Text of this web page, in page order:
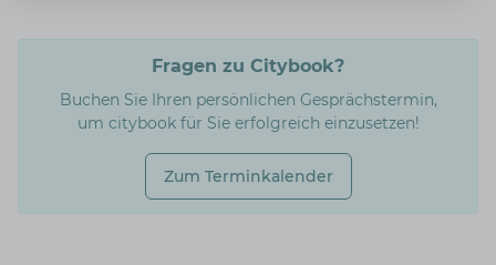
Fragen zu Citybook?
Buchen Sie Ihren persönlichen Gesprächstermin,
um citybook für Sie erfolgreich einzusetzen!
Zum Terminkalender